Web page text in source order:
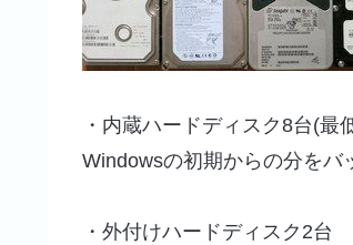
・内蔵ハードディスク8台(最
Windowsの初期からの分をバ
・外付けハードディスク2台